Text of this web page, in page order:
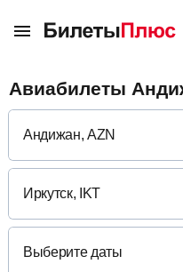
Авиабилеты
Выберите даты